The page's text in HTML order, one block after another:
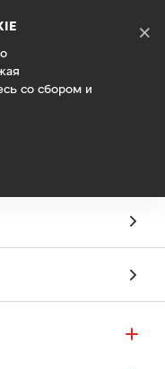
со сбором и
×